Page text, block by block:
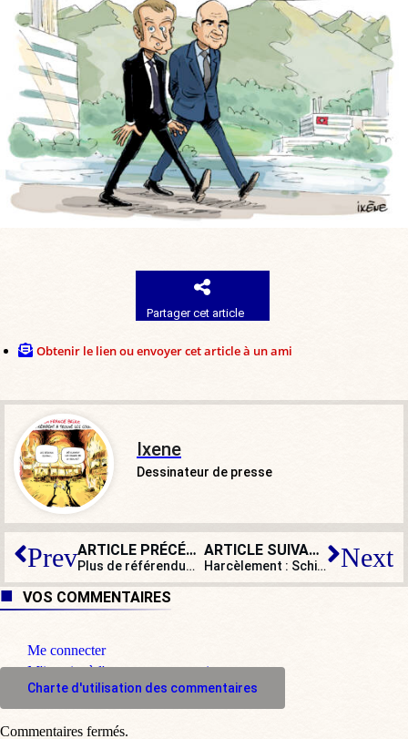
Partager cet article
Obtenir le lien ou envoyer cet article à un ami
Ixene
Dessinateur de presse
Prev ARTICLE PRÉCÉDENT
Plus de référendum sur l’immigration : Macron otage de la gauche
ARTICLE SUIVANT
Harcèlement : Schiappa ose enfin dénoncer les mensonges des féministes Next
VOS COMMENTAIRES
Me connecter
M'inscrire à l'espace commentaire
Charte d'utilisation des commentaires
Commentaires fermés.